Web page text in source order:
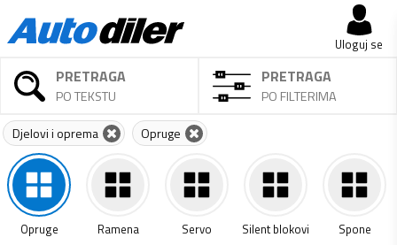
Uloguj se
PRETRAGA
PO TEKSTU
PRETRAGA
PO FILTERIMA
Djelovi i oprema Opruge
Opruge Ramena Servo Silent blokovi Spone